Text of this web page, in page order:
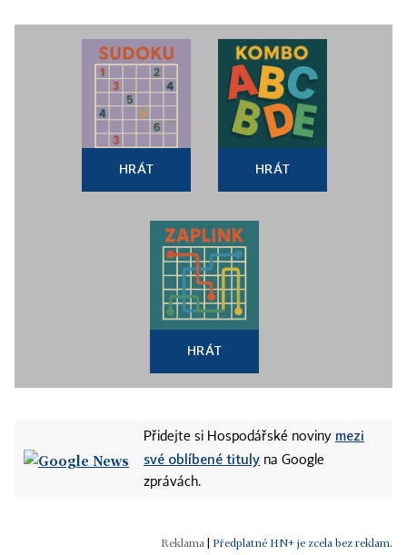
HRÁT HRÁT
HRÁT
Přidejte si Hospodářské noviny mezi
své oblíbené tituly na Google
zprávách.
Předplatné HN+ je zcela bez reklam.